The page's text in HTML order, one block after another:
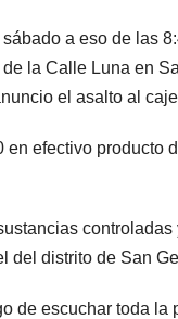
a eso de las
la Calle Luna en
el asalto al
en efectivo
del distrito de San
de escuchar toda